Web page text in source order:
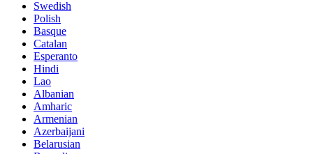
Swedish
Polish
Basque
Catalan
Esperanto
Hindi
Lao
Albanian
Amharic
Armenian
Azerbaijani
Belarusian